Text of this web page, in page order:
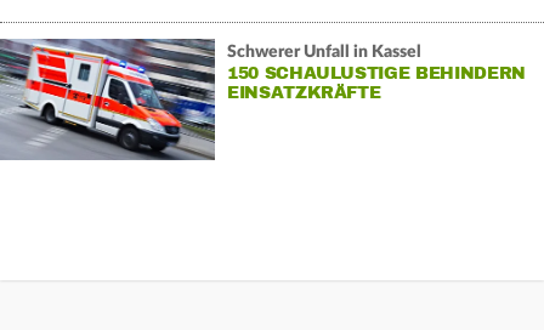
Schwerer Unfall in Kassel
150 SCHAULUSTIGE BEHINDERN
EINSATZKRÄFTE